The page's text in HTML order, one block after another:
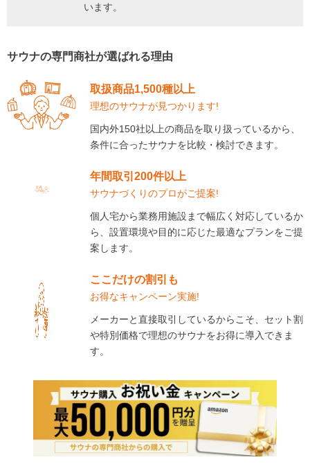
います。
サウナの専門商社が選ばれる理由
取扱商品1,500種以上
理想のサウナが見つかります!
国内外150社以上の商品を取り扱っているから、
条件に合ったサウナを比較・検討できます。
年間取引200件以上
サウナづくりのプロがご提案!
個人宅から業務用施設まで幅広く対応しているか
ら、設置環境や目的に応じた最適なプランをご提
案します。
ここだけの割引も
お得なキャンペーン実施!
メーカーと直接取引しているからこそ、セット割
や特別価格で理想のサウナをお得に導入できま
す。